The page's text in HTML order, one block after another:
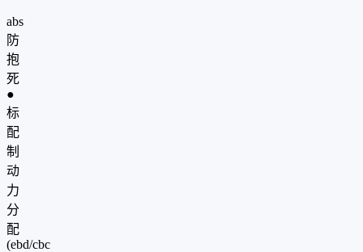
abs
防
抱
死
●
标
配
制
动
力
分
配
(ebd/cbc